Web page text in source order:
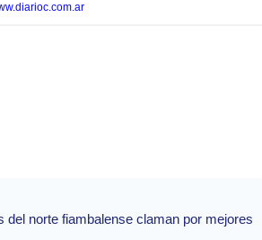
del norte fiambalense claman por mejores